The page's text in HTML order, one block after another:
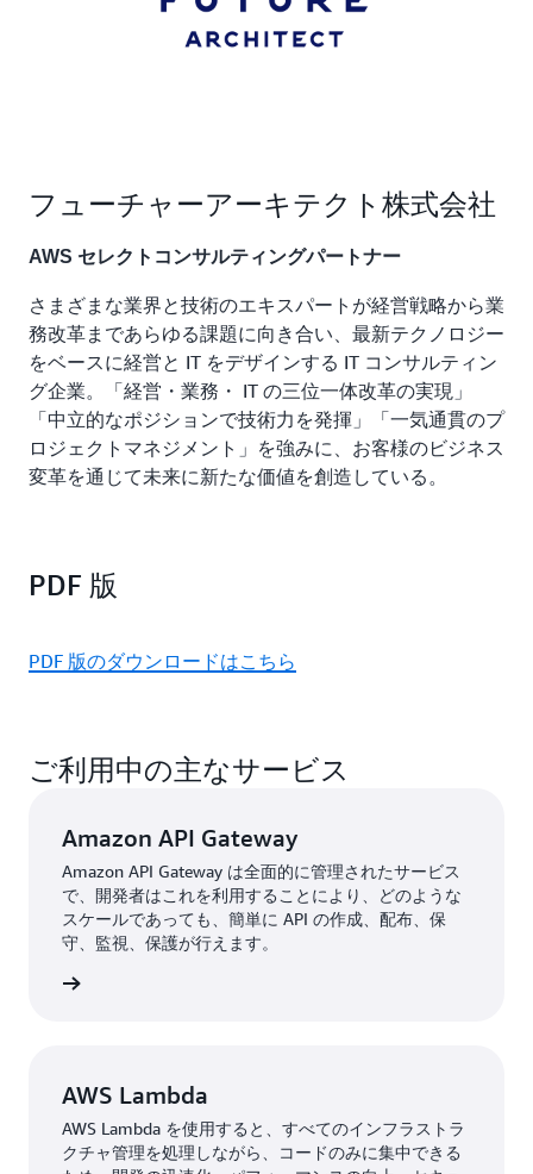
フューチャーアーキテクト株式会社
AWS セレクトコンサルティングパートナー
さまざまな業界と技術のエキスパートが経営戦略から業
務改革まであらゆる課題に向き合い、最新テクノロジー
をベースに経営と IT をデザインする IT コンサルティン
グ企業。「経営・業務・ IT の三位一体改革の実現」
「中立的なポジションで技術力を発揮」「一気通貫のプ
ロジェクトマネジメント」を強みに、お客様のビジネス
変革を通じて未来に新たな価値を創造している。
PDF 版
PDF 版のダウンロードはこちら
ご利用中の主なサービス
Amazon API Gateway
Amazon API Gateway は全面的に管理されたサービス
で、開発者はこれを利用することにより、どのような
スケールであっても、簡単に API の作成、配布、保
守、監視、保護が行えます。
AWS Lambda
AWS Lambda を使用すると、すべてのインフラストラ
クチャ管理を処理しながら、コードのみに集中できる